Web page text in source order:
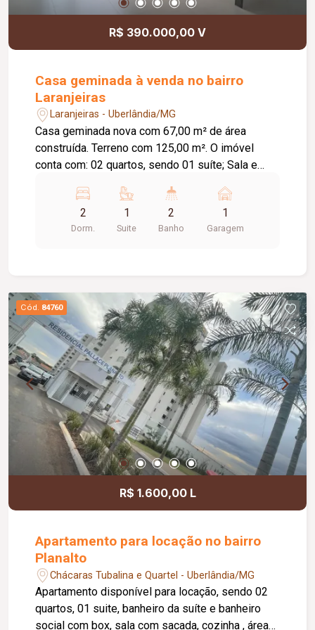
R$ 390.000,00 V
Casa geminada à venda no bairro
Laranjeiras
Laranjeiras - Uberlândia/MG
Casa geminada nova com 67,00 m² de área
construída. Terreno com 125,00 m². O imóvel
conta com: 02 quartos, sendo 01 suíte; Sala e
Banheiro social; Área de serviço; Garagem;
Diferenciais: Infraestrutura pronta para instalação
de ar-condicionado na sala e nos quartos; Rede
praticidade e um imóvel novo.
2
Dorm.
1
Suite
2
Banho
1
Garagem
Cód. 84760
R$ 1.600,00 L
Apartamento para locação no bairro
Planalto
Chácaras Tubalina e Quartel - Uberlândia/MG
Apartamento disponível para locação, sendo 02
quartos, 01 suite, banheiro da suíte e banheiro
social com box, sala com sacada, cozinha , área